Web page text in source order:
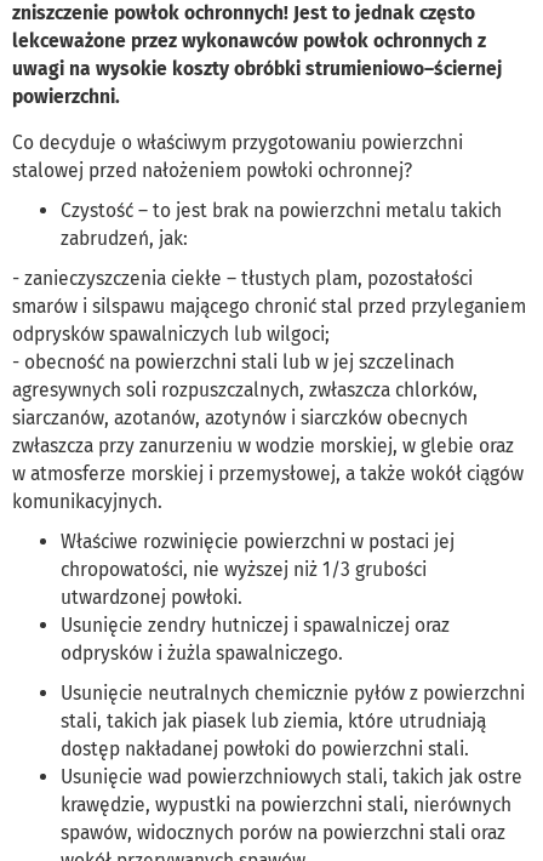
zniszczenie powłok ochronnych! Jest to jednak często
lekceważone przez wykonawców powłok ochronnych z
uwagi na wysokie koszty obróbki strumieniowo–ściernej
powierzchni.
Co decyduje o właściwym przygotowaniu powierzchni
stalowej przed nałożeniem powłoki ochronnej?
Czystość – to jest brak na powierzchni metalu takich
zabrudzeń, jak:
- zanieczyszczenia ciekłe – tłustych plam, pozostałości
smarów i silspawu mającego chronić stal przed przyleganiem
odprysków spawalniczych lub wilgoci;
- obecność na powierzchni stali lub w jej szczelinach
agresywnych soli rozpuszczalnych, zwłaszcza chlorków,
siarczanów, azotanów, azotynów i siarczków obecnych
zwłaszcza przy zanurzeniu w wodzie morskiej, w glebie oraz
w atmosferze morskiej i przemysłowej, a także wokół ciągów
komunikacyjnych.
Właściwe rozwinięcie powierzchni w postaci jej
chropowatości, nie wyższej niż 1/3 grubości
utwardzonej powłoki.
Usunięcie zendry hutniczej i spawalniczej oraz
odprysków i żużla spawalniczego.
Usunięcie neutralnych chemicznie pyłów z powierzchni
stali, takich jak piasek lub ziemia, które utrudniają
dostęp nakładanej powłoki do powierzchni stali.
Usunięcie wad powierzchniowych stali, takich jak ostre
krawędzie, wypustki na powierzchni stali, nierównych
spawów, widocznych porów na powierzchni stali oraz